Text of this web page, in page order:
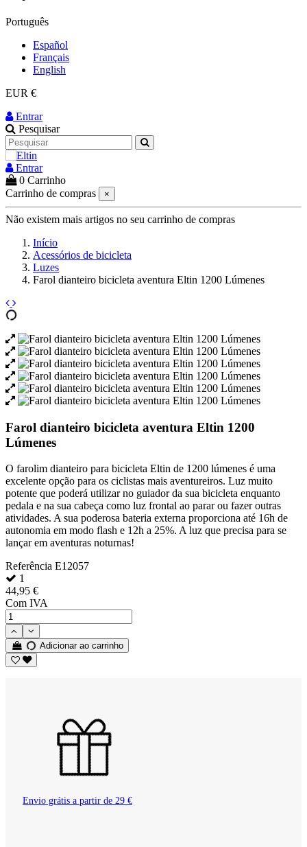
Português
Español
Français
English
EUR €
Entrar
Pesquisar
Entrar
0 Carrinho
Carrinho de compras
×
Não existem mais artigos no seu carrinho de compras
Início
Acessórios de bicicleta
Luzes
Farol dianteiro bicicleta aventura Eltin 1200 Lúmenes
Farol dianteiro bicicleta aventura Eltin 1200
Lúmenes
O farolim dianteiro para bicicleta Eltin de 1200 lúmenes é uma
excelente opção para os ciclistas mais aventureiros. Luz muito
potente que poderá utilizar no guiador da sua bicicleta enquanto
pedala e na sua cabeça como luz frontal ao parar ou fazer outras
atividades. A sua poderosa bateria externa proporciona até 16h de
autonomia em modo flash e 12h a 25%. A luz que precisa para se
lançar em aventuras noturnas!
Referência E12057
1
44,95 €
Com IVA
Adicionar ao carrinho
Envio grátis a partir de 29 €